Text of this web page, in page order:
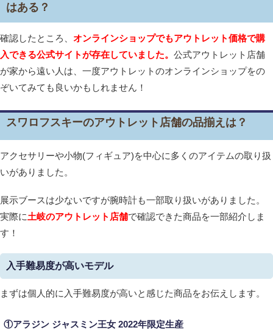
はある？
確認したところ、 オンラインショップでもアウトレット価格で購
入できる公式サイトが存在していました。 公式アウトレット店舗
が家から遠い人は、一度アウトレットのオンラインショップをの
ぞいてみても良いかもしれません！
スワロフスキーのアウトレット店舗の品揃えは？
アクセサリーや小物(フィギュア)を中心に多くのアイテムの取り扱
いがありました。
展示ブースは少ないですが腕時計も一部取り扱いがありました。
実際に土岐のアウトレット店舗で確認できた商品を一部紹介しま
す！
入手難易度が高いモデル
まずは個人的に入手難易度が高いと感じた商品をお伝えします。
①アラジン ジャスミン王女 2022年限定生産